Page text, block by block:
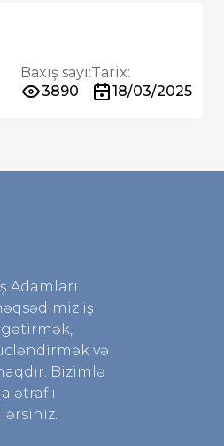
Baxış sayı:
3890
Tarix:
18/03/2025
Adamları
iş
və
Bizimlə
ətraflı